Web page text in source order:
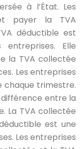
à l’État. Les
payer la TVA
déductible est
Elle
la TVA collectée
Les entreprises
chaque trimestre.
entre la
La TVA collectée
est une
Les entreprises